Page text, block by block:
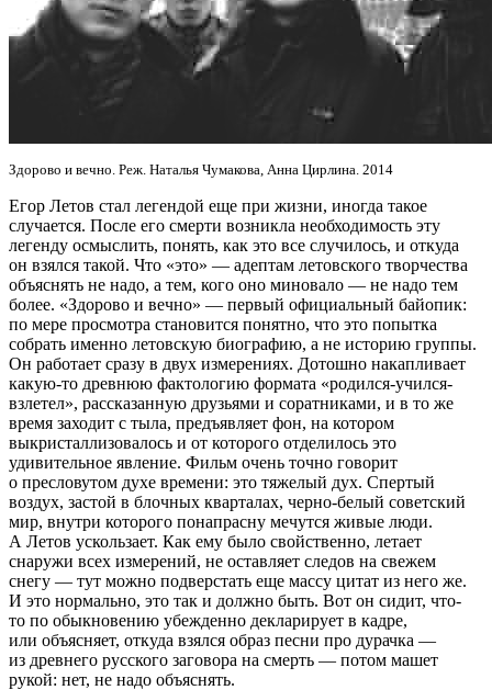
Здорово и вечно. Реж. Наталья Чумакова, Анна Цирлина. 2014
Егор Летов стал легендой еще при жизни, иногда такое
случается. После его смерти возникла необходимость эту
легенду осмыслить, понять, как это все случилось, и откуда
он взялся такой. Что «это» — адептам летовского творчества
объяснять не надо, а тем, кого оно миновало — не надо тем
более. «Здорово и вечно» — первый официальный байопик:
по мере просмотра становится понятно, что это попытка
собрать именно летовскую биографию, а не историю группы.
Он работает сразу в двух измерениях. Дотошно накапливает
какую-то древнюю фактологию формата «родился-учился-
взлетел», рассказанную друзьями и соратниками, и в то же
время заходит с тыла, предъявляет фон, на котором
выкристаллизовалось и от которого отделилось это
удивительное явление. Фильм очень точно говорит
о пресловутом духе времени: это тяжелый дух. Спертый
воздух, застой в блочных кварталах, черно-белый советский
мир, внутри которого понапрасну мечутся живые люди.
А Летов ускользает. Как ему было свойственно, летает
снаружи всех измерений, не оставляет следов на свежем
снегу — тут можно подверстать еще массу цитат из него же.
И это нормально, это так и должно быть. Вот он сидит, что-
то по обыкновению убежденно декларирует в кадре,
или объясняет, откуда взялся образ песни про дурачка —
из древнего русского заговора на смерть — потом машет
рукой: нет, не надо объяснять.